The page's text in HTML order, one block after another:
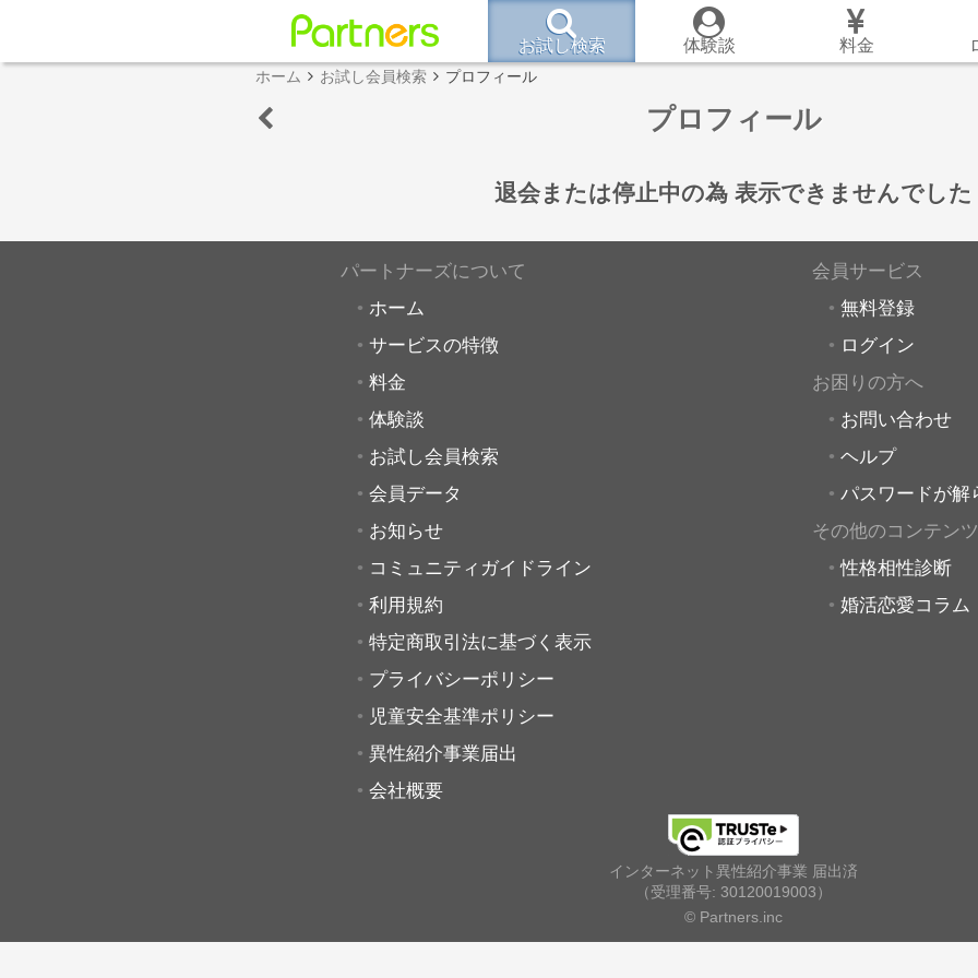
お試し検索 体験談 料金
ホーム お試し会員検索 プロフィール
プロフィール
退会または停止中の為 表示できませんでした
パートナーズについて
ホーム
サービスの特徴
料金
体験談
お試し会員検索
会員データ
お知らせ
コミュニティガイドライン
利用規約
特定商取引法に基づく表示
プライバシーポリシー
児童安全基準ポリシー
異性紹介事業届出
会社概要
会員サービス
無料登録
ログイン
お困りの方へ
お問い合わせ
ヘルプ
パスワードが解
その他のコンテンツ
性格相性診断
婚活恋愛コラム
インターネット異性紹介事業 届出済
（受理番号: 30120019003）
© Partners.inc